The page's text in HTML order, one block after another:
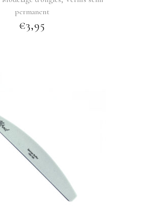
permanent
€3,95